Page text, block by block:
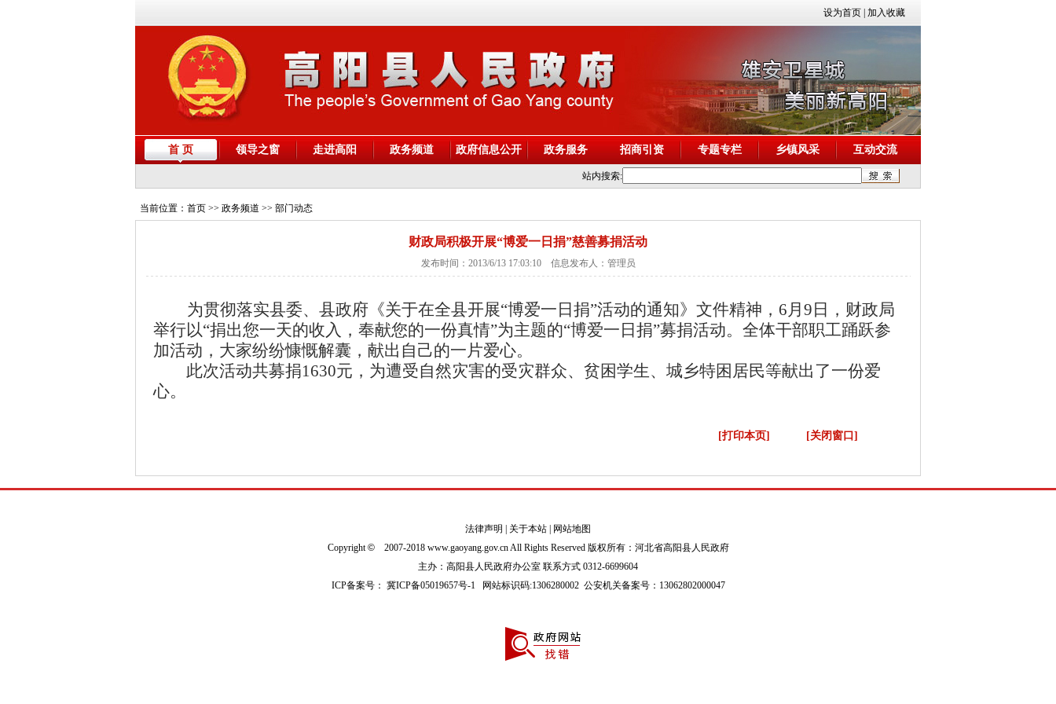
设为首页 加入收藏
首 页 领导之窗 走进高阳 政务频道 政府信息公开 政务服务 招商引资 专题专栏 乡镇风采 互动交流
站内搜索:
当前位置： 首页 >> 政务频道 >> 部门动态
财政局积极开展“博爱一日捐”慈善募捐活动
发布时间：2013/6/13 17:03:10 信息发布人：管理员
为贯彻落实县委、县政府《关于在全县开展“博爱一日捐”活动的通知》文件精神， 6月 9 日，财政局
举行以“捐出您一天的收入，奉献您的一份真情”为主题的“博爱一日捐”募捐活动。全体干部职工踊跃参
加活动，大家纷纷慷慨解囊，献出自己的一片爱心。
此次活动共募捐1630元，为遭受自然灾害的受灾群众、贫困学生、城乡特困居民等献出了一份爱
心。
[打印本页] [关闭窗口]
法律声明 关于本站
网站地图
Copyright©2007-2018 www.gaoyang.gov.cn All Rights Reserved 版权所有：河北省高阳县人民政府
主办：高阳县人民政府办公室 联系方式 0312-6699604
ICP备案号： 冀ICP备05019657号-1网站标识码:1306280002 公安机关备案号：13062802000047